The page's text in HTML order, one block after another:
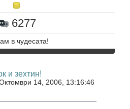
6277
в чудесата!
и зехтин!
14, 2006, 13:16:46